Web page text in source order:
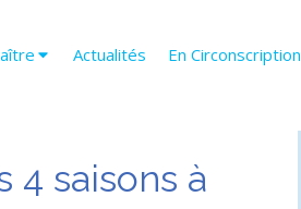
Actualités En Circonscription
saisons à